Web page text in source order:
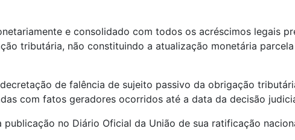
e consolidado com todos os acréscimos legais
tributária, não constituindo a atualização monetária
de falência de sujeito passivo da obrigação
com fatos geradores ocorridos até a data da decisão
no Diário Oficial da União de sua ratificação